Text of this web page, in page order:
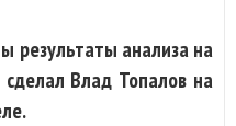
результаты анализа на
Влад Топалов на